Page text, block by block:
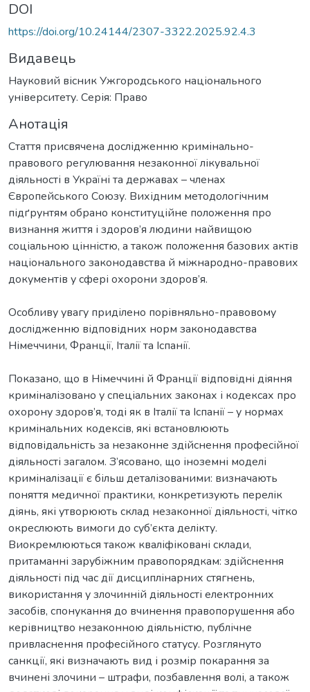
DOI
https://doi.org/10.24144/2307-3322.2025.92.4.3
Видавець
Науковий вісник Ужгородського національного
університету. Серія: Право
Анотація
Стаття присвячена дослідженню кримінально-
правового регулювання незаконної лікувальної
діяльності в Україні та державах – членах
Європейського Союзу. Вихідним методологічним
підґрунтям обрано конституційне положення про
визнання життя і здоров’я людини найвищою
соціальною цінністю, а також положення базових актів
національного законодавства й міжнародно-правових
документів у сфері охорони здоров’я.
Особливу увагу приділено порівняльно-правовому
дослідженню відповідних норм законодавства
Німеччини, Франції, Італії та Іспанії.
Показано, що в Німеччині й Франції відповідні діяння
криміналізовано у спеціальних законах і кодексах про
охорону здоров’я, тоді як в Італії та Іспанії – у нормах
кримінальних кодексів, які встановлюють
відповідальність за незаконне здійснення професійної
діяльності загалом. З’ясовано, що іноземні моделі
криміналізації є більш деталізованими: визначають
поняття медичної практики, конкретизують перелік
діянь, які утворюють склад незаконної діяльності, чітко
окреслюють вимоги до суб’єкта делікту.
Виокремлюються також кваліфіковані склади,
притаманні зарубіжним правопорядкам: здійснення
діяльності під час дії дисциплінарних стягнень,
використання у злочинній діяльності електронних
засобів, спонукання до вчинення правопорушення або
керівництво незаконною діяльністю, публічне
привласнення професійного статусу. Розглянуто
санкції, які визначають вид і розмір покарання за
вчинені злочини – штрафи, позбавлення волі, а також